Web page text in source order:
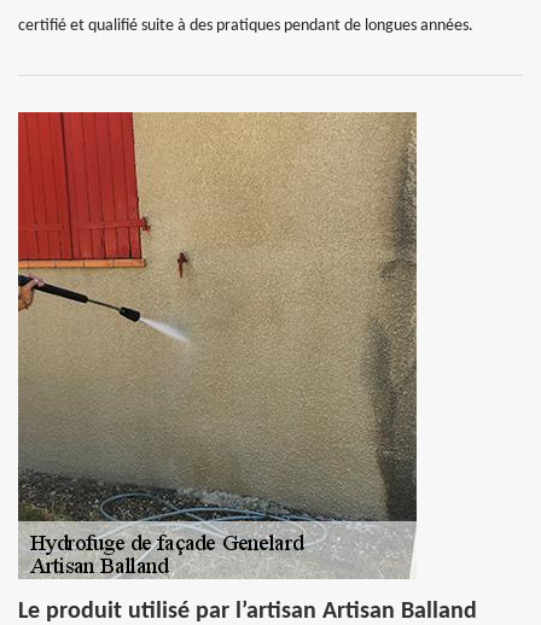
certifié et qualifié suite à des pratiques pendant de longues années.
Le produit utilisé par l’artisan Artisan Balland